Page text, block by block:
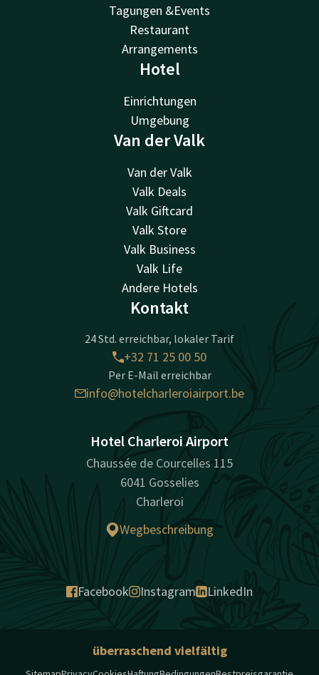
Tagungen &Events
Restaurant
Arrangements
Hotel
Einrichtungen
Umgebung
Van der Valk
Van der Valk
Valk Deals
Valk Giftcard
Valk Store
Valk Business
Valk Life
Andere Hotels
Kontakt
24 Std. erreichbar, lokaler Tarif
+32 71 25 00 50
Per E-Mail erreichbar
info@hotelcharleroiairport.be
Hotel Charleroi Airport
Chaussée de Courcelles 115
6041 Gosselies
Charleroi
Wegbeschreibung
Facebook Instagram LinkedIn
überraschend vielfältig